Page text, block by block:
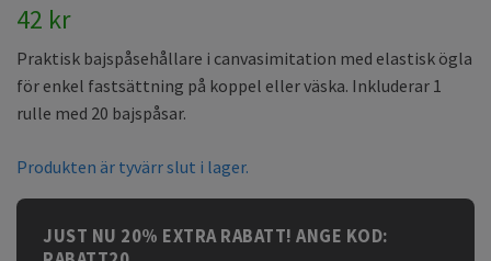
42 kr
Praktisk bajspåsehållare i canvasimitation med elastisk ögla
för enkel fastsättning på koppel eller väska. Inkluderar 1
rulle med 20 bajspåsar.
Produkten är tyvärr slut i lager.
JUST NU 20% EXTRA RABATT! ANGE KOD: